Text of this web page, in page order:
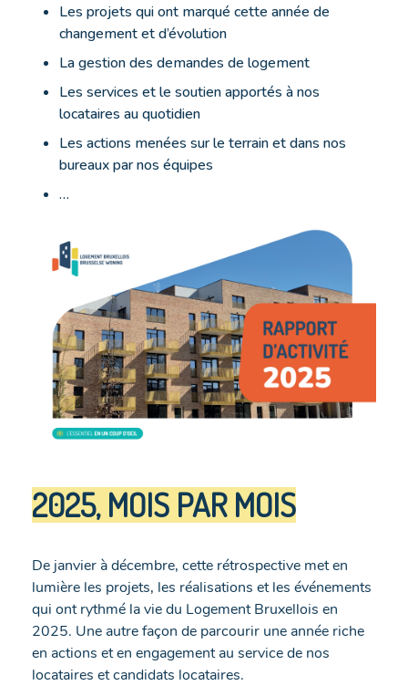
Les projets qui ont marqué cette année de
changement et d’évolution
La gestion des demandes de logement
Les services et le soutien apportés à nos
locataires au quotidien
Les actions menées sur le terrain et dans nos
bureaux par nos équipes
…
2025, MOIS PAR MOIS
De janvier à décembre, cette rétrospective met en
lumière les projets, les réalisations et les événements
qui ont rythmé la vie du Logement Bruxellois en
2025. Une autre façon de parcourir une année riche
en actions et en engagement au service de nos
locataires et candidats locataires.